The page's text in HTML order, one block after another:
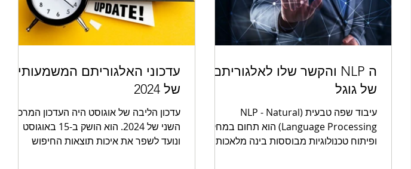
ה NLP והקשר שלו לאלגוריתם
של גוגל
עיבוד שפה טבעית (NLP - Natural
Language Processing) הוא תחום במחקר
ופיתוח טכנולוגיות מבוססות בינה מלאכותית,
עדכוני האלגוריתם המשמעותיים
של 2024
עדכון הליבה של אוגוסט היה העדכון המרכזי
השני של 2024. הוא הושק ב-15 באוגוסט
ונועד לשפר את איכות תוצאות החיפוש